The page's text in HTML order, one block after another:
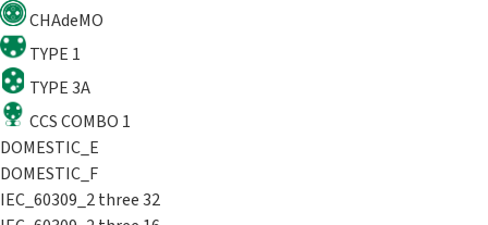
CHAdeMO
TYPE 1
TYPE 3A
CCS COMBO 1
DOMESTIC_E
DOMESTIC_F
IEC_60309_2 three 32